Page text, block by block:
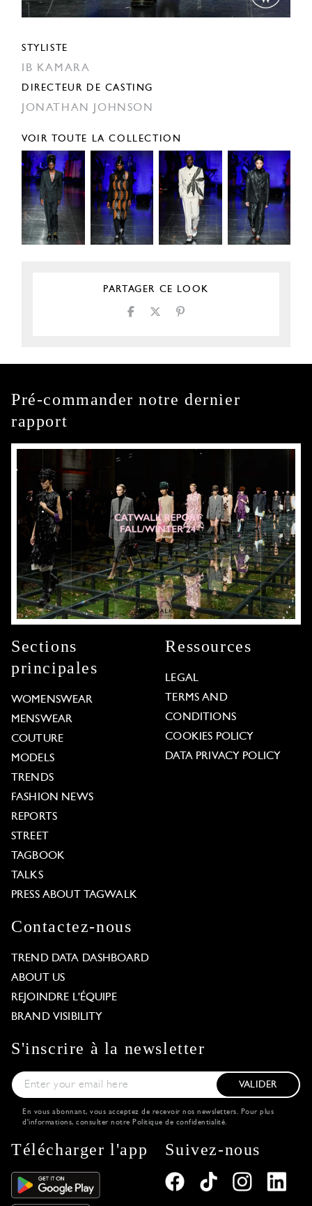
STYLISTE
IB KAMARA
DIRECTEUR DE CASTING
JONATHAN JOHNSON
VOIR TOUTE LA COLLECTION
PARTAGER CE LOOK
Pré-commander notre dernier
rapport
Sections
principales
WOMENSWEAR
MENSWEAR
COUTURE
MODELS
TRENDS
FASHION NEWS
REPORTS
STREET
TAGBOOK
TALKS
PRESS ABOUT TAGWALK
Ressources
LEGAL
TERMS AND
CONDITIONS
COOKIES POLICY
DATA PRIVACY POLICY
Contactez-nous
TREND DATA DASHBOARD
ABOUT US
REJOINDRE L'ÉQUIPE
BRAND VISIBILITY
S'inscrire à la newsletter
VALIDER
En vous abonnant, vous acceptez de recevoir nos newsletters. Pour plus
d'informations, consulter notre Politique de confidentialité.
Télécharger l'app Suivez-nous